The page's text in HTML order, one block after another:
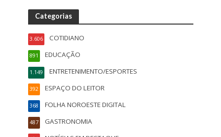
Categorias
COTIDIANO
3.606
EDUCAÇÃO
891
ENTRETENIMENTO/ESPORTES
1.149
ESPAÇO DO LEITOR
392
FOLHA NOROESTE DIGITAL
368
GASTRONOMIA
487